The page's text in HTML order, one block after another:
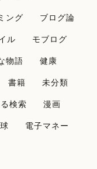
ング
ブログ論
ル
モブログ
物語
健康
書籍
未分類
検索
漫画
電子マネー